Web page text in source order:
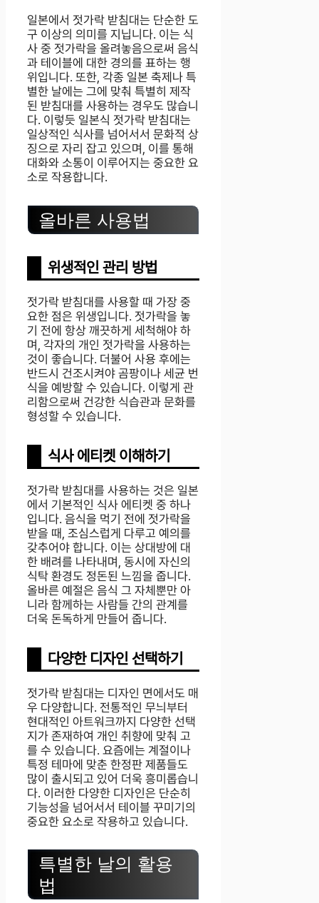
일본에서 젓가락 받침대는 단순한 도
구 이상의 의미를 지닙니다. 이는 식
사 중 젓가락을 올려놓음으로써 음식
과 테이블에 대한 경의를 표하는 행
위입니다. 또한, 각종 일본 축제나 특
별한 날에는 그에 맞춰 특별히 제작
된 받침대를 사용하는 경우도 많습니
다. 이렇듯 일본식 젓가락 받침대는
일상적인 식사를 넘어서서 문화적 상
징으로 자리 잡고 있으며, 이를 통해
대화와 소통이 이루어지는 중요한 요
소로 작용합니다.
올바른 사용법
위생적인 관리 방법
젓가락 받침대를 사용할 때 가장 중
요한 점은 위생입니다. 젓가락을 놓
기 전에 항상 깨끗하게 세척해야 하
며, 각자의 개인 젓가락을 사용하는
것이 좋습니다. 더불어 사용 후에는
반드시 건조시켜야 곰팡이나 세균 번
식을 예방할 수 있습니다. 이렇게 관
리함으로써 건강한 식습관과 문화를
형성할 수 있습니다.
식사 에티켓 이해하기
젓가락 받침대를 사용하는 것은 일본
에서 기본적인 식사 에티켓 중 하나
입니다. 음식을 먹기 전에 젓가락을
받을 때, 조심스럽게 다루고 예의를
갖추어야 합니다. 이는 상대방에 대
한 배려를 나타내며, 동시에 자신의
식탁 환경도 정돈된 느낌을 줍니다.
올바른 예절은 음식 그 자체뿐만 아
니라 함께하는 사람들 간의 관계를
더욱 돈독하게 만들어 줍니다.
다양한 디자인 선택하기
젓가락 받침대는 디자인 면에서도 매
우 다양합니다. 전통적인 무늬부터
현대적인 아트워크까지 다양한 선택
지가 존재하여 개인 취향에 맞춰 고
를 수 있습니다. 요즘에는 계절이나
특정 테마에 맞춘 한정판 제품들도
많이 출시되고 있어 더욱 흥미롭습니
다. 이러한 다양한 디자인은 단순히
기능성을 넘어서서 테이블 꾸미기의
중요한 요소로 작용하고 있습니다.
특별한 날의 활용
법